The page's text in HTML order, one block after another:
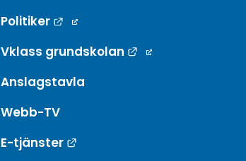
Politiker
Länk till annan webbplats.
Vklass grundskolan
Länk till annan
Anslagstavla
Webb-TV
E-tjänster